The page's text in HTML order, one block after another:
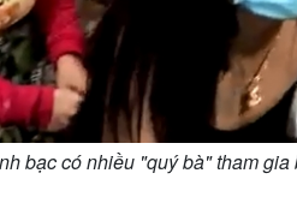
bạc có nhiều "quý bà" tham